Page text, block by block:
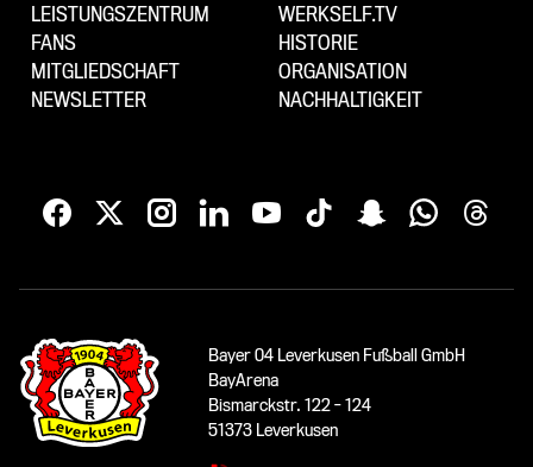
LEISTUNGSZENTRUM
FANS
MITGLIEDSCHAFT
NEWSLETTER
WERKSELF.TV
HISTORIE
ORGANISATION
NACHHALTIGKEIT
Bayer 04 Leverkusen Fußball GmbH
BayArena
Bismarckstr. 122 - 124
51373 Leverkusen